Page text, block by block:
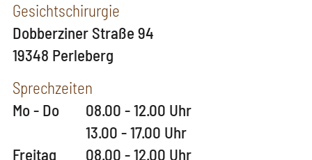
Gesichtschirurgie
Dobberziner Straße 94
19348 Perleberg
Sprechzeiten
Mo - Do
08.00 - 12.00 Uhr
13.00 - 17.00 Uhr
Freitag
08.00 - 12.00 Uhr